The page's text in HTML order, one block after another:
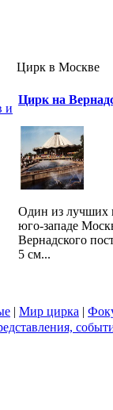
и
Цирк в Москве
Цирк на
Один из лучших
юго-западе
Вернадского
5 см...
| Мир цирка |